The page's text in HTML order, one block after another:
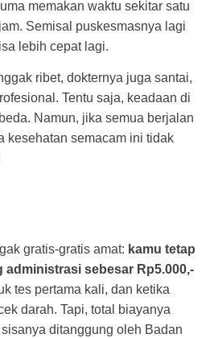
memakan waktu sekitar satu
Semisal puskesmasnya lagi
lebih cepat lagi.
ribet, dokternya juga santai,
Tentu saja, keadaan di
Namun, jika semua berjalan
kesehatan semacam ini tidak
gratis-gratis amat: kamu tetap
administrasi sebesar Rp5.000,-
tes pertama kali, dan ketika
darah. Tapi, total biayanya
ditanggung oleh Badan